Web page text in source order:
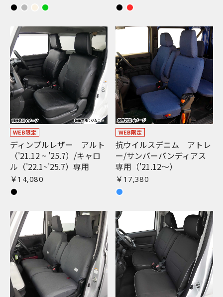
WEB限定
ディンプルレザー アルト
（'21.12 ~ '25.7）/キャロ
ル（'22.1~'25.7）専用
￥14,080
WEB限定
抗ウイルスデニム アトレ
ー/サンバーバンディアス
専用（'21.12〜）
￥17,380